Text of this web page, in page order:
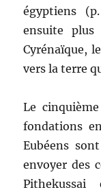
égyptiens
ensuite
Cyrénaïque,
vers la terre
Le
fondations
Eubéens
envoyer des